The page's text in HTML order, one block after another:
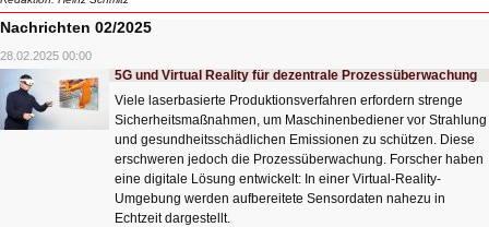
Nachrichten 02/2025
28.02.2025 00:00
5G und Virtual Reality für dezentrale Prozessüberwachung
Viele laserbasierte Produktionsverfahren erfordern strenge
Sicherheitsmaßnahmen, um Maschinenbediener vor Strahlung
und gesundheitsschädlichen Emissionen zu schützen. Diese
erschweren jedoch die Prozessüberwachung. Forscher haben
eine digitale Lösung entwickelt: In einer Virtual-Reality-
Umgebung werden aufbereitete Sensordaten nahezu in
Echtzeit dargestellt.